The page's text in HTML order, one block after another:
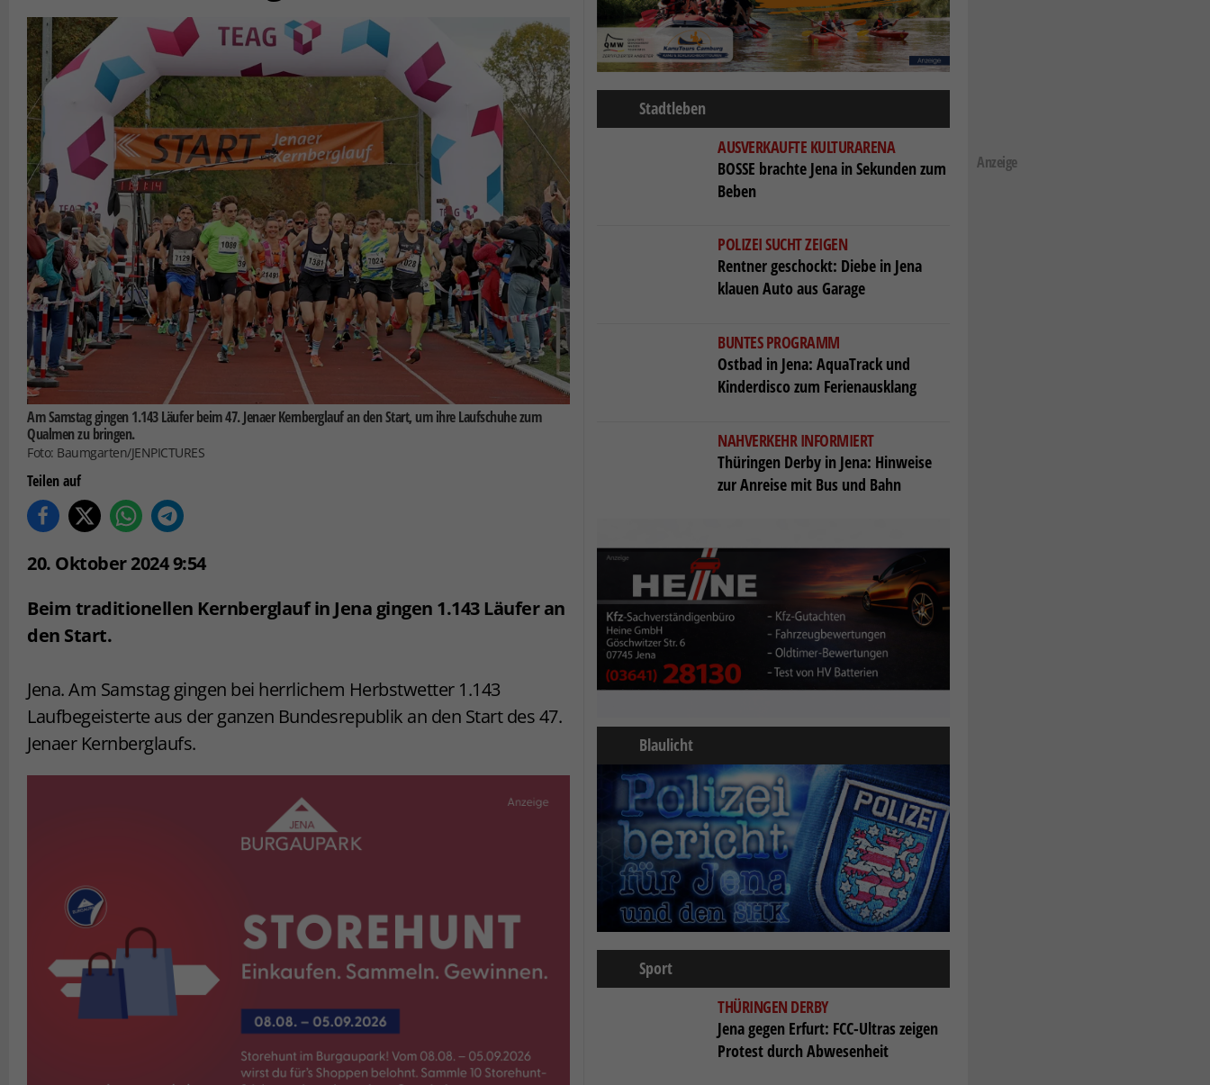
Am Samstag gingen 1.143 Läufer beim 47. Jenaer Kernberglauf an den Start, um ihre Laufschuhe zum
Qualmen zu bringen.
Foto: Baumgarten/JENPICTURES
Teilen auf
20. Oktober 2024 9:54
Beim traditionellen Kernberglauf in Jena gingen 1.143Läuferan
den Start.
Jena. Am Samstag gingen bei herrlichem Herbstwetter 1.143
Laufbegeisterte aus der ganzen Bundesrepublik an den Start des 47.
Jenaer Kernberglaufs.
Stadtleben
AUSVERKAUFTE KULTURARENA
BOSSE brachte Jena in Sekunden zum
Beben
POLIZEI SUCHT ZEIGEN
Rentner geschockt: Diebe in Jena
klauen Auto aus Garage
BUNTES PROGRAMM
Ostbad in Jena: AquaTrack und
Kinderdisco zum Ferienausklang
NAHVERKEHR INFORMIERT
Thüringen Derby in Jena: Hinweise
zur Anreise mit Bus und Bahn
Blaulicht
Sport
THÜRINGEN DERBY
Jena gegen Erfurt: FCC-Ultras zeigen
Protest durch Abwesenheit
Anzeige